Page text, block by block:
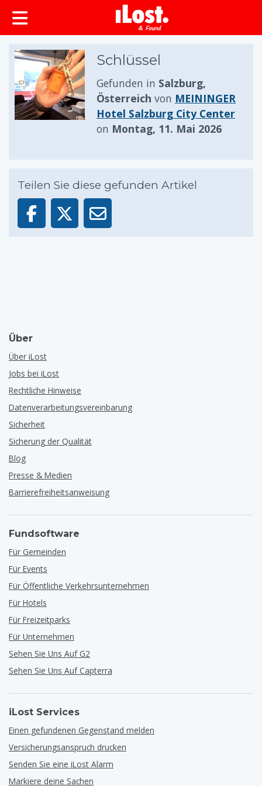
springen
Schlüssel
Gefunden in Salzburg,
Österreich von MEININGER
Hotel Salzburg City Center
on Montag, 11. Mai 2026
Teilen Sie diese gefunden Artikel
Über
Über iLost
Jobs bei iLost
Rechtliche Hinweise
Datenverarbeitungsvereinbarung
Sicherheit
Sicherung der Qualität
Blog
Presse & Medien
Barrierefreiheitsanweisung
Fundsoftware
Für Gemeinden
Für Events
Für Öffentliche Verkehrsunternehmen
Für Hotels
Für Freizeitparks
Für Unternehmen
Sehen Sie Uns Auf G2
Sehen Sie Uns Auf Capterra
iLost Services
Einen gefundenen Gegenstand melden
Versicherungsanspruch drucken
Senden Sie eine iLost Alarm
Markiere deine Sachen